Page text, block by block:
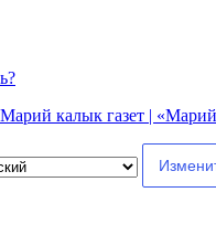
калык газет |